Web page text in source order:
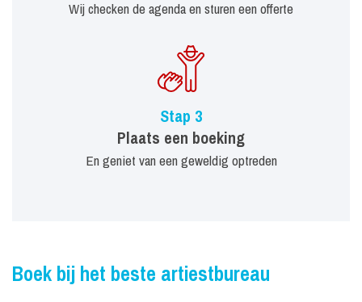
Wij checken de agenda en sturen een offerte
Stap 3
Plaats een boeking
En geniet van een geweldig optreden
Boek bij het beste artiestbureau